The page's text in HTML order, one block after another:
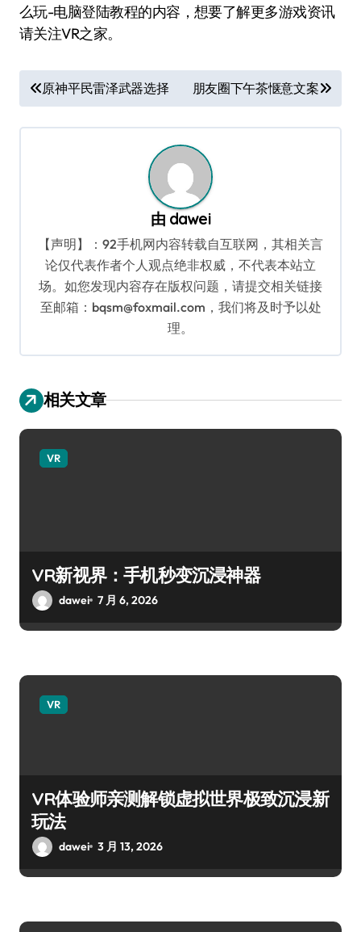
么玩-电脑登陆教程的内容，想要了解更多游戏资讯
请关注VR之家。
文
章
导
原神平民雷泽武器选择 朋友圈下午茶惬意文案
由 dawei
【声明】：92手机网内容转载自互联网，其相关言
论仅代表作者个人观点绝非权威，不代表本站立
场。如您发现内容存在版权问题，请提交相关链接
至邮箱：bqsm@foxmail.com，我们将及时予以处
理。
相关文章
VR
VR新视界：手机秒变沉浸神器
dawei 7 月 6, 2026
VR
VR体验师亲测解锁虚拟世界极致沉浸新
玩法
dawei 3 月 13, 2026